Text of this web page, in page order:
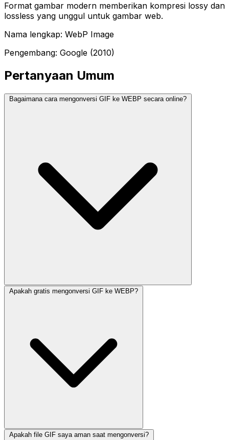
Format gambar modern memberikan kompresi lossy dan
lossless yang unggul untuk gambar web.
Nama lengkap: WebP Image
Pengembang: Google (2010)
Pertanyaan Umum
Bagaimana cara mengonversi GIF ke WEBP secara online?
Apakah gratis mengonversi GIF ke WEBP?
Apakah file GIF saya aman saat mengonversi?